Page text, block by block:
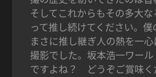
そしてこれからもその多大
って推し続けてください。
まさに推し継ぎ人の熱を一
撮影でした。坂本浩一ワール
ですよね？ どうぞご賞味く